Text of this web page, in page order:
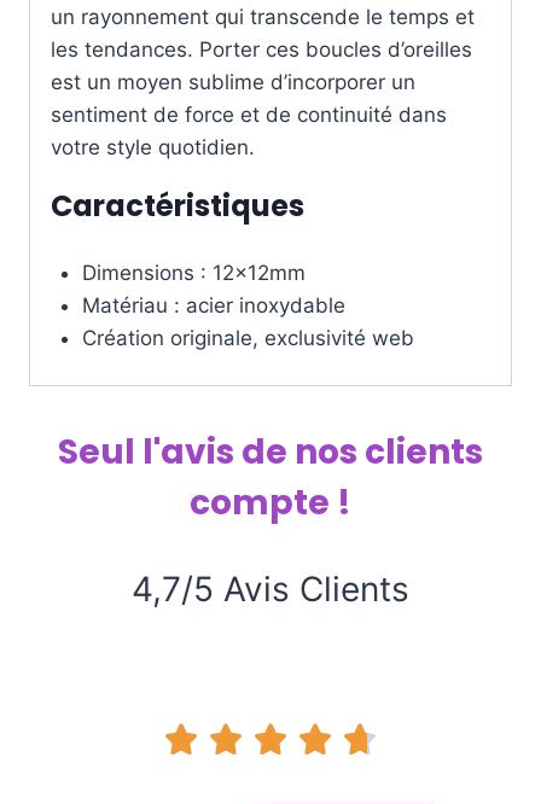
un rayonnement qui transcende le temps et
les tendances. Porter ces boucles d’oreilles
est un moyen sublime d’incorporer un
sentiment de force et de continuité dans
votre style quotidien.
Caractéristiques
Dimensions : 12x12mm
Matériau : acier inoxydable
Création originale, exclusivité web
Seul l'avis de nos clients
compte !
4,7/5 Avis Clients
    